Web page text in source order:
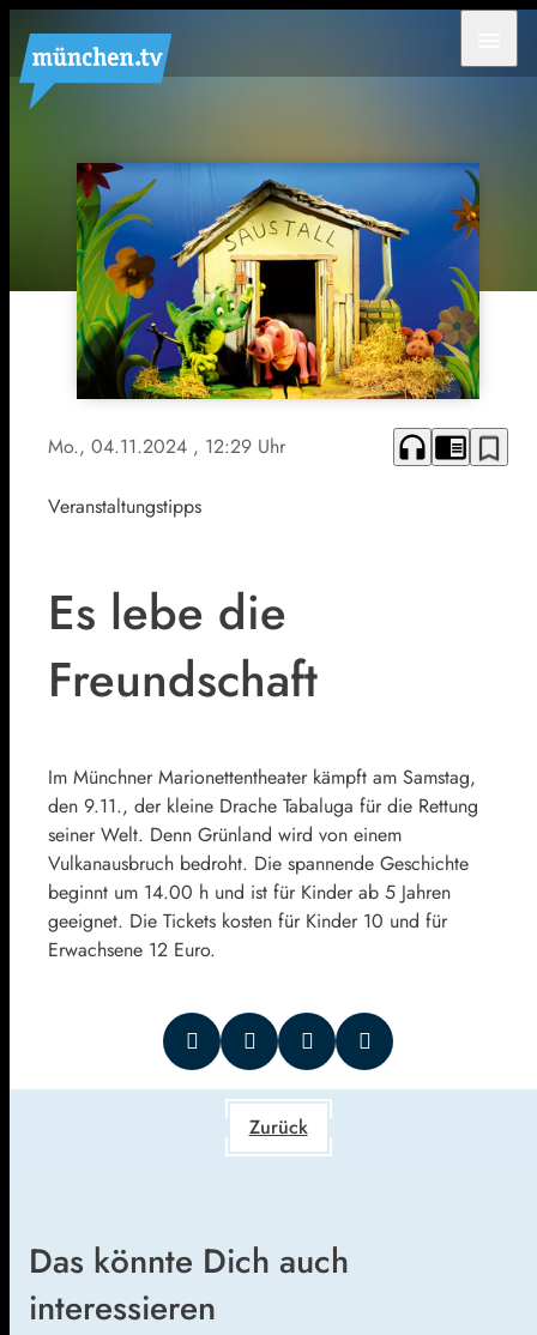
Mo., 04.11.2024 , 12:29 Uhr headphones chrome_reader_mode bookmark_border
Veranstaltungstipps
Es lebe die
Freundschaft
Im Münchner Marionettentheater kämpft am Samstag,
den 9.11., der kleine Drache Tabaluga für die Rettung
seiner Welt. Denn Grünland wird von einem
Vulkanausbruch bedroht. Die spannende Geschichte
beginnt um 14.00 h und ist für Kinder ab 5 Jahren
geeignet. Die Tickets kosten für Kinder 10 und für
Erwachsene 12 Euro.
Zurück
Das könnte Dich auch
interessieren